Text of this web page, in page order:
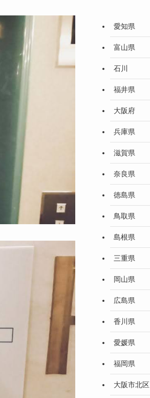
愛知県
富山県
石川
福井県
大阪府
兵庫県
滋賀県
奈良県
徳島県
鳥取県
島根県
三重県
岡山県
広島県
香川県
愛媛県
福岡県
大阪市北区